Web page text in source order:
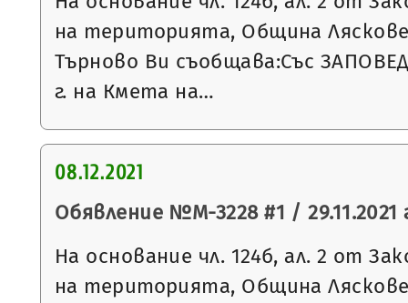
на територията, Община
Търново Ви съобщава:Със
г. на Кмета на…
08.12.2021
Обявление №М-3228 #1 / 29.11.2021
На основание чл. 124б, ал. 2 от
на територията, Община